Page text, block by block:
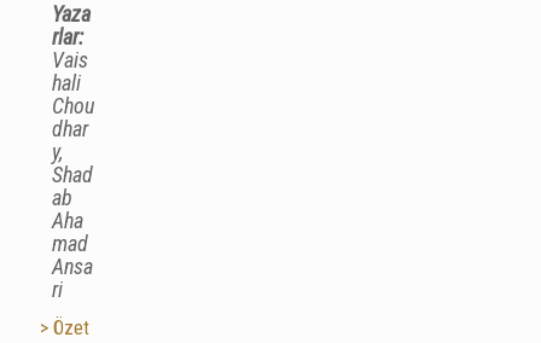
Yaza
rlar:
Vais
hali
Chou
dhar
y,
Shad
ab
Aha
mad
Ansa
ri
> Özet